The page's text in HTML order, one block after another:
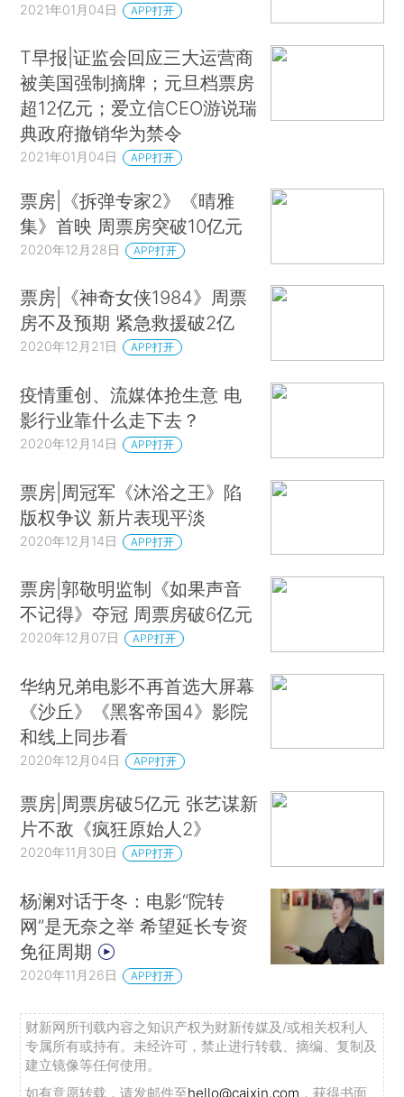
2021年01月04日 APP打开
T早报|证监会回应三大运营商
被美国强制摘牌；元旦档票房
超12亿元；爱立信CEO游说瑞
典政府撤销华为禁令
2021年01月04日 APP打开
票房|《拆弹专家2》《晴雅
集》首映 周票房突破10亿元
2020年12月28日 APP打开
票房|《神奇女侠1984》周票
房不及预期 紧急救援破2亿
2020年12月21日 APP打开
疫情重创、流媒体抢生意 电
影行业靠什么走下去？
2020年12月14日 APP打开
票房|周冠军《沐浴之王》陷
版权争议 新片表现平淡
2020年12月14日 APP打开
票房|郭敬明监制《如果声音
不记得》夺冠 周票房破6亿元
2020年12月07日 APP打开
华纳兄弟电影不再首选大屏幕
《沙丘》《黑客帝国4》影院
和线上同步看
2020年12月04日 APP打开
票房|周票房破5亿元 张艺谋新
片不敌《疯狂原始人2》
2020年11月30日 APP打开
杨澜对话于冬：电影“院转
网”是无奈之举 希望延长专资
免征周期
2020年11月26日 APP打开
财新网所刊载内容之知识产权为财新传媒及/或相关权利人
专属所有或持有。未经许可，禁止进行转载、摘编、复制及
建立镜像等任何使用。
如有意愿转载，请发邮件至hello@caixin.com ，获得书面